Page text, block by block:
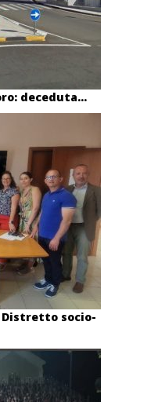
deceduta...
Distretto socio-